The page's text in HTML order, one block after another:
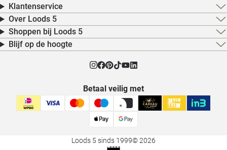
Klantenservice
Over Loods 5
Shoppen bij Loods 5
Blijf op de hoogte
Betaal veilig met
Loods 5 sinds 1999© 2026